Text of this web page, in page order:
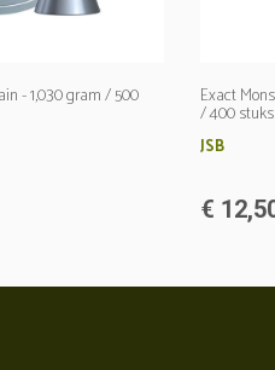
- 1,030 gram / 500 Exact
/ 400 stuks
JSB
€